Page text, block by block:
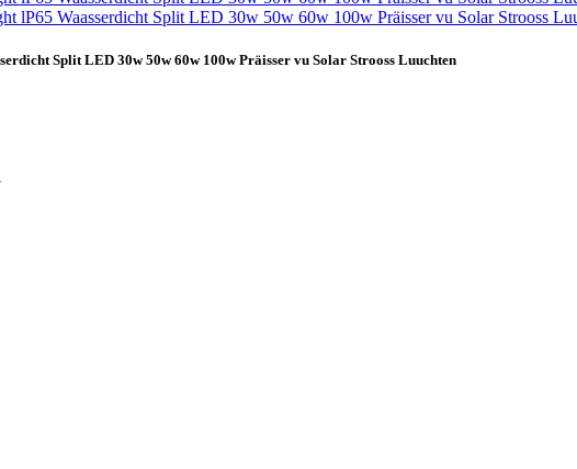
Split LED 30w 50w 60w 100w Präisser vu Solar Strooss Luuchten